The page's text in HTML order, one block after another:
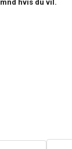
mnd hvis du vil.